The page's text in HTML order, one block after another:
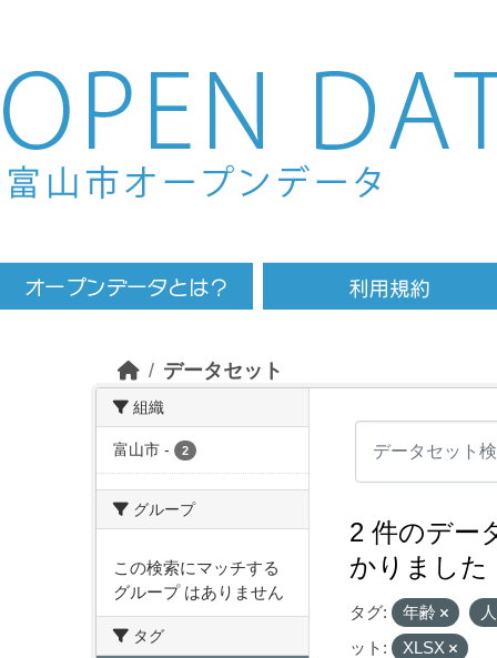
Skip to main content
データセット
組織
富山市 - 2
グループ
この検索にマッチする
グループ はありません
タグ
2 件のデー
かりました
タグ: 年齢
ット:
XLSX